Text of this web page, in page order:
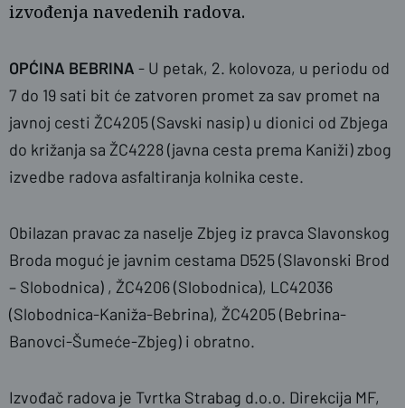
izvođenja navedenih radova.
OPĆINA BEBRINA - U petak, 2. kolovoza, u periodu od
7 do 19 sati bit će zatvoren promet za sav promet na
javnoj cesti ŽC4205 (Savski nasip) u dionici od Zbjega
do križanja sa ŽC4228 (javna cesta prema Kaniži) zbog
izvedbe radova asfaltiranja kolnika ceste.
Obilazan pravac za naselje Zbjeg iz pravca Slavonskog
Broda moguć je javnim cestama D525 (Slavonski Brod
– Slobodnica) , ŽC4206 (Slobodnica), LC42036
(Slobodnica-Kaniža-Bebrina), ŽC4205 (Bebrina-
Banovci-Šumeće-Zbjeg) i obratno.
Izvođač radova je Tvrtka Strabag d.o.o. Direkcija MF,